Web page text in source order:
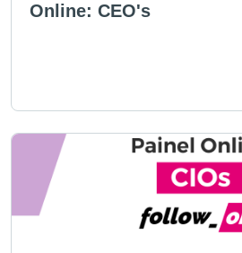
Online: CEO's